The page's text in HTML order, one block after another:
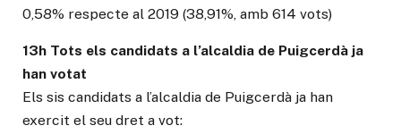
0,58% respecte al 2019 (38,91%, amb 614 vots)
13h Tots els candidats a l’alcaldia de Puigcerdà ja
han votat
Els sis candidats a l’alcaldia de Puigcerdà ja han
exercit el seu dret a vot: